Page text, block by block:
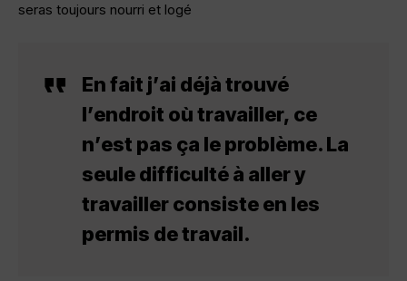
seras toujours nourri et logé
En fait j’ai déjà trouvé
l’endroit où travailler, ce
n’est pas ça le problème. La
seule difficulté à aller y
travailler consiste en les
permis de travail.